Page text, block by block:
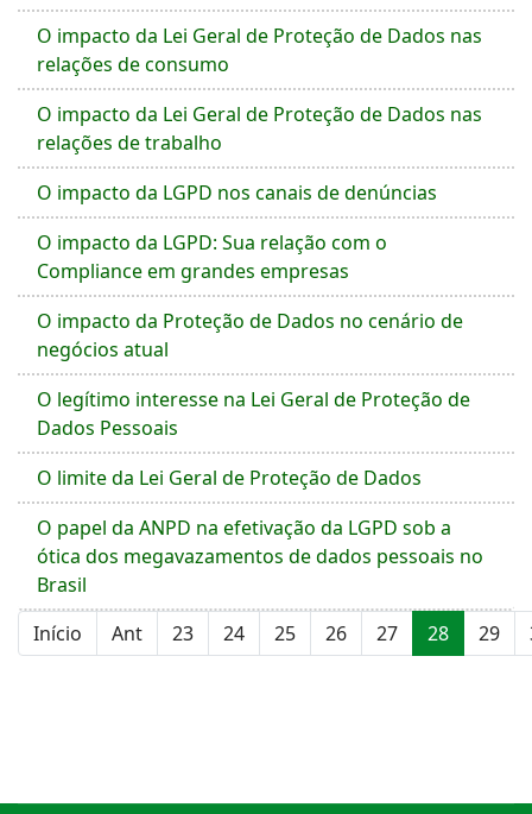
O impacto da Lei Geral de Proteção de Dados nas
relações de consumo
O impacto da Lei Geral de Proteção de Dados nas
relações de trabalho
O impacto da LGPD nos canais de denúncias
O impacto da LGPD: Sua relação com o
Compliance em grandes empresas
O impacto da Proteção de Dados no cenário de
negócios atual
O legítimo interesse na Lei Geral de Proteção de
Dados Pessoais
O limite da Lei Geral de Proteção de Dados
O papel da ANPD na efetivação da LGPD sob a
ótica dos megavazamentos de dados pessoais no
Brasil
Página 28 de 41
Início Ant 23 24 25 26 27 28 29